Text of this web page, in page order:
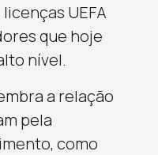
UEFA
que hoje
nível.
a relação
pela
como